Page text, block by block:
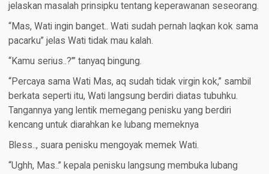
jelaskan masalah prinsipku tentang keperawanan seseorang.
“Mas, Wati ingin banget.. Wati sudah pernah laqkan kok sama
pacarku” jelas Wati tidak mau kalah.
“Kamu serius..?’” tanyaq bingung.
“Percaya sama Wati Mas, aq sudah tidak virgin kok,” sambil
berkata seperti itu, Wati langsung berdiri diatas tubuhku.
Tangannya yang lentik memegang penisku yang berdiri
kencang untuk diarahkan ke lubang memeknya
Bless.., suara penisku mengoyak memek Wati.
“Ughh, Mas..” kepala penisku langsung membuka lubang